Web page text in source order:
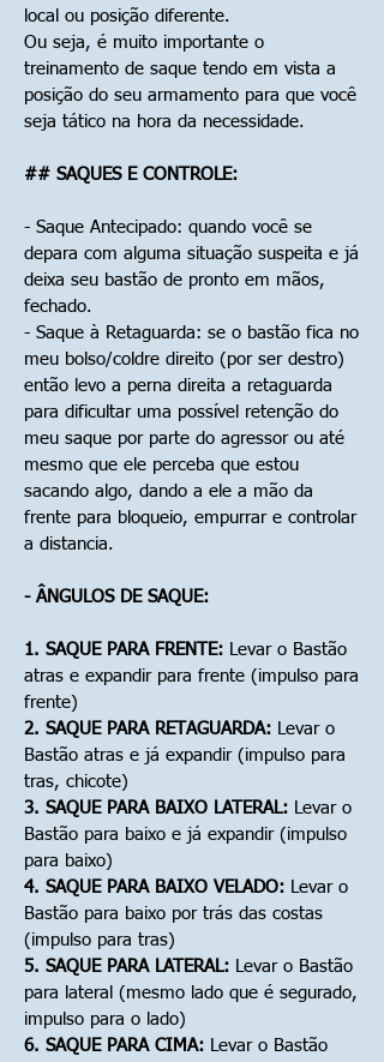
local ou posição diferente.
Ou seja, é muito importante o
treinamento de saque tendo em vista a
posição do seu armamento para que você
seja tático na hora da necessidade.
## SAQUES E CONTROLE:
- Saque Antecipado: quando você se
depara com alguma situação suspeita e já
deixa seu bastão de pronto em mãos,
fechado.
- Saque à Retaguarda: se o bastão fica no
meu bolso/coldre direito (por ser destro)
então levo a perna direita a retaguarda
para dificultar uma possível retenção do
meu saque por parte do agressor ou até
mesmo que ele perceba que estou
sacando algo, dando a ele a mão da
frente para bloqueio, empurrar e controlar
a distancia.
- ÂNGULOS DE SAQUE:
1. SAQUE PARA FRENTE: Levar o Bastão
atras e expandir para frente (impulso para
frente)
2. SAQUE PARA RETAGUARDA: Levar o
Bastão atras e já expandir (impulso para
tras, chicote)
3. SAQUE PARA BAIXO LATERAL: Levar o
Bastão para baixo e já expandir (impulso
para baixo)
4. SAQUE PARA BAIXO VELADO: Levar o
Bastão para baixo por trás das costas
(impulso para tras)
5. SAQUE PARA LATERAL: Levar o Bastão
para lateral (mesmo lado que é segurado,
impulso para o lado)
6. SAQUE PARA CIMA: Levar o Bastão